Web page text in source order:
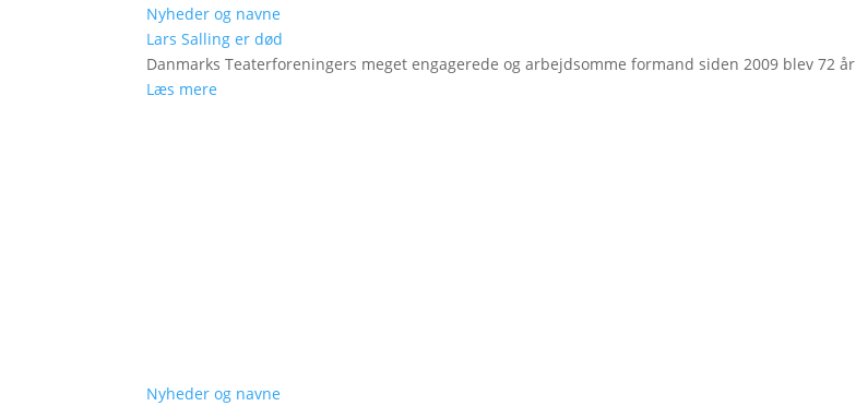
Nyheder og navne
Lars Salling er død
Danmarks Teaterforeningers meget engagerede og arbejdsomme formand siden 2009 blev 72 år
Læs mere
Nyheder og navne